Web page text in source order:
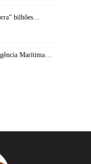
bilhões…
Marítima…